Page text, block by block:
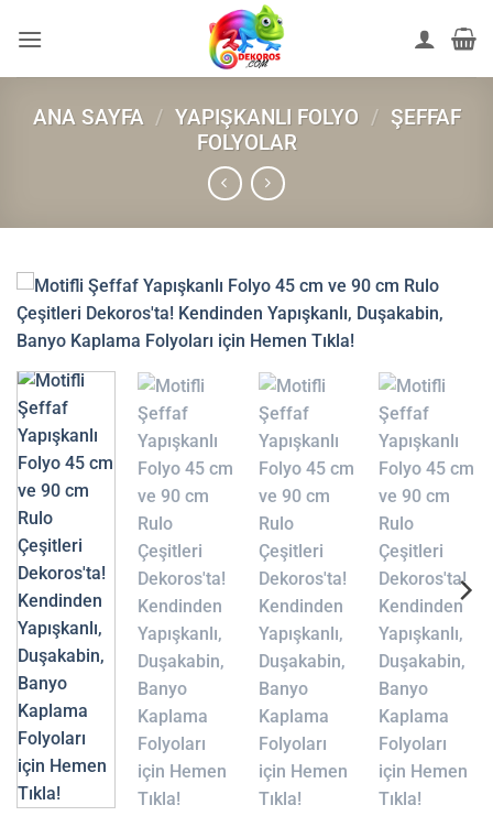
atla
ANA SAYFA / YAPIŞKANLI FOLYO / ŞEFFAF
FOLYOLAR